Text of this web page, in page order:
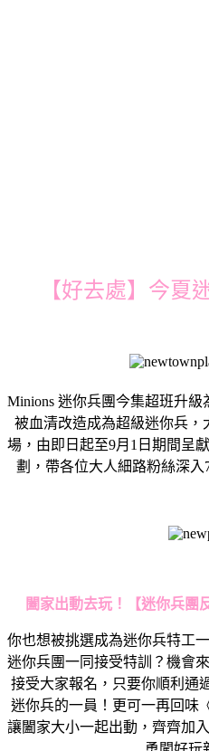
【好去處】今夏
Minions 迷你兵團今集超班升級
被血清改造成為超級迷你兵
場，由即日起至9月1日期間呈
劃，帶各位大人細路粉絲深入
闔家出動去玩！【迷你兵團
你也想被挑選成為迷你兵特工
迷你兵團一同接受特訓？機會
接受大家報名，只要你順利通
迷你兵的一員！更可一再回味
讓闔家大小一起出動，齊齊加